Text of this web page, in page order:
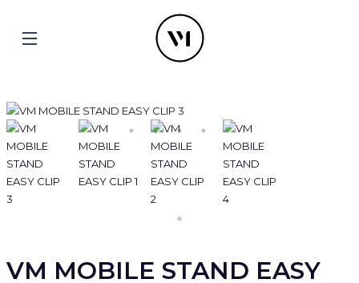
VM MOBILE STAND EASY